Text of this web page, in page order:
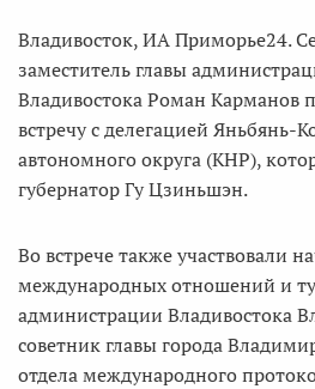
Владивосток, ИА Приморье24.
заместитель главы
Владивостока Роман Карманов
встречу с делегацией Яньбянь-
автономного округа (КНР),
губернатор Гу Цзиньшэн.
Во встрече также участвовали
международных отношений и
администрации Владивостока
советник главы города
отдела международного